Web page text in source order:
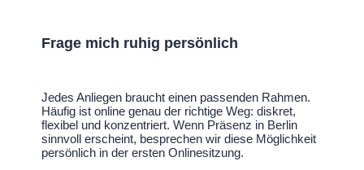
Frage mich ruhig persönlich
Jedes Anliegen braucht einen passenden Rahmen.
Häufig ist online genau der richtige Weg: diskret,
flexibel und konzentriert. Wenn Präsenz in Berlin
sinnvoll erscheint, besprechen wir diese Möglichkeit
persönlich in der ersten Onlinesitzung.